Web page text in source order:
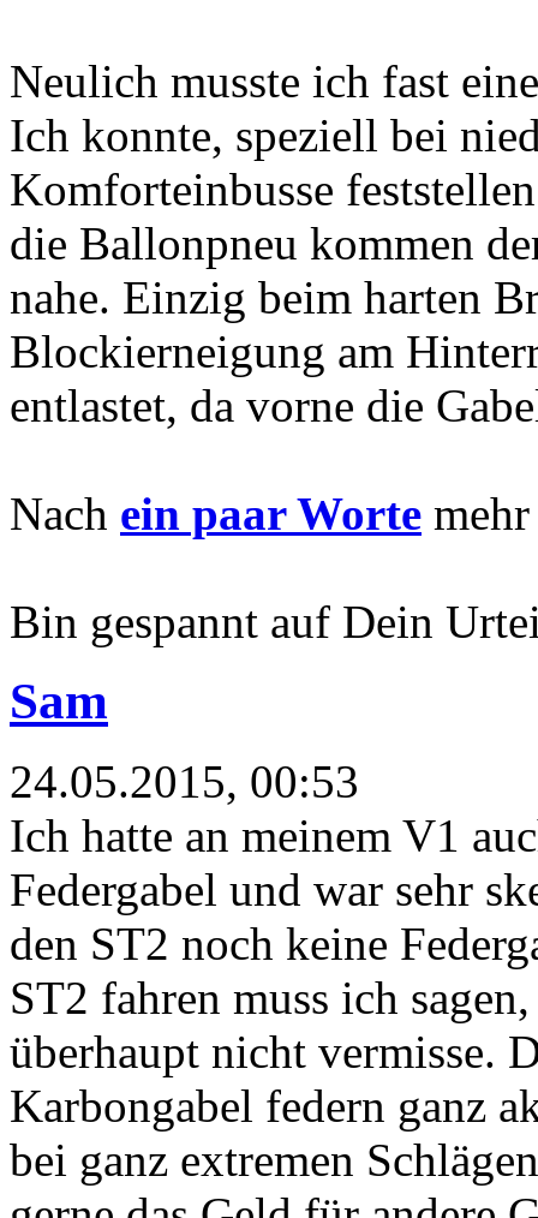
Neulich musste ich fast
Ich konnte, speziell bei
Komforteinbusse
die Ballonpneu kommen
nahe. Einzig beim harten
Blockierneigung am
entlastet, da vorne die
Nach ein paar Worte
Bin gespannt auf Dein
Sam
24.05.2015, 00:53
Ich hatte an meinem V1
Federgabel und war sehr
den ST2 noch keine
ST2 fahren muss ich
überhaupt nicht vermisse.
Karbongabel federn ganz
bei ganz extremen